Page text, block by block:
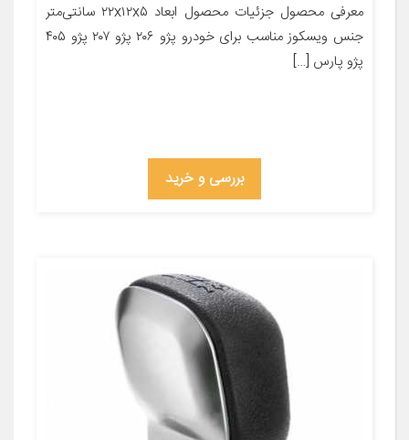
معرفی محصول جزئیات محصول ابعاد ۲۲x۱۲x۵ سانتی‌متر
جنس ویسکوز مناسب برای خودرو پژو ۲۰۶ پژو ۲۰۷ پژو ۴۰۵
پژو پارس […]
بررسی و خرید